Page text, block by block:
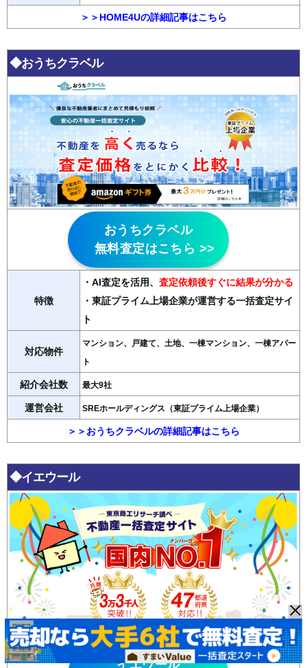
＞＞HOME4Uの詳細記事はこちら
◆おうちクラベル
おうちクラベル
無料査定はこちら >>
特徴
・AI査定を活用、 査定依頼後すぐに結果が分かる
・東証プライム上場企業が運営する一括査定サイ
ト
対応物件
マンション、戸建て、土地、一棟マンション、一棟アパー
ト
紹介会社数 最大9社
運営会社 SREホールディングス（東証プライム上場企業）
＞＞おうちクラベルの詳細記事はこちら
◆イエウール
イエウール